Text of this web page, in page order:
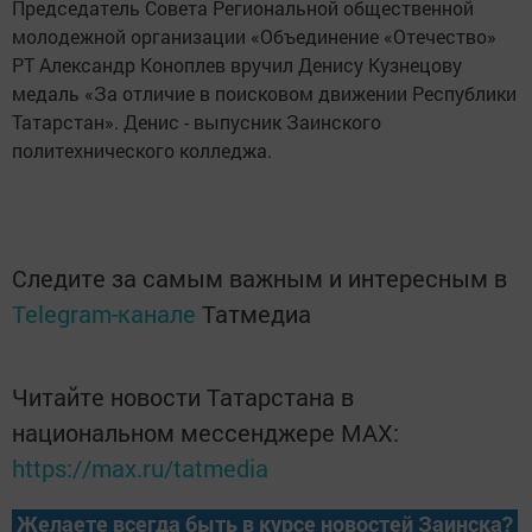
Председатель Совета Региональной общественной
молодежной организации «Объединение «Отечество»
РТ Александр Коноплев вручил Денису Кузнецову
медаль «За отличие в поисковом движении Республики
Татарстан». Денис - выпусник Заинского
политехнического колледжа.
Следите за самым важным и интересным в
Telegram-канале Татмедиа
Читайте новости Татарстана в
национальном мессенджере MАХ:
https://max.ru/tatmedia
Желаете всегда быть в курсе новостей Заинска?